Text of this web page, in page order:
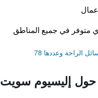
متوفر في جميع المناطق
الراحة وعددها 78
حول إليسيوم سويت